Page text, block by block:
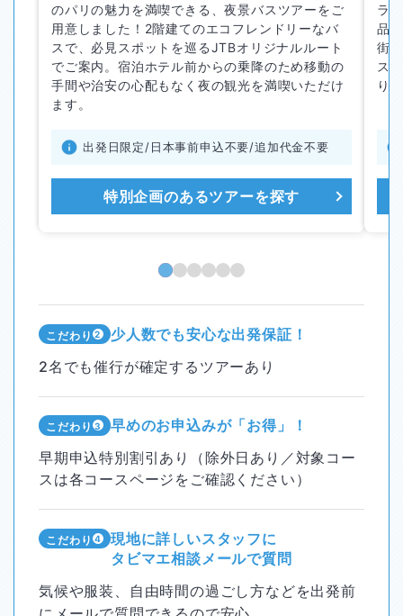
のパリの魅力を満喫できる、夜景バスツアーをご
用意しました！2階建てのエコフレンドリーなバ
スで、必見スポットを巡るJTBオリジナルルート
でご案内。宿泊ホテル前からの乗降のため移動の
手間や治安の心配もなく夜の観光を満喫いただけ
ます。
出発日限定/日本事前申込不要/追加代金不要
特別企画のあるツアーを探す
ラ
品
街
ス
り
こだわり 2
少人数でも安心な出発保証！
2名でも催行が確定するツアーあり
こだわり 3 早めのお申込みが「お得」！
早期申込特別割引あり（除外日あり／対象コー
スは各コースページをご確認ください）
こだわり 4
現地に詳しいスタッフに
タビマエ相談メールで質問
気候や服装、自由時間の過ごし方などを出発前